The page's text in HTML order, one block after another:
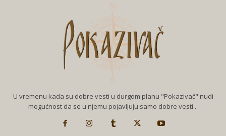
U vremenu kada su dobre vesti u durgom planu "Pokazivač" nudi
mogućnost da se u njemu pojavljuju samo dobre vesti...